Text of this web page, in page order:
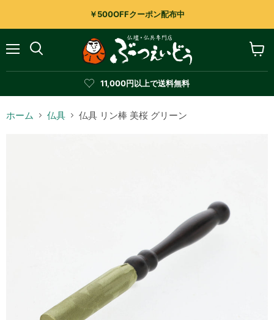
￥500OFFクーポン配布中
索
11,000円以上で送料無料
ー
見
ホーム 仏具 仏具 リン棒 美桜 グリーン